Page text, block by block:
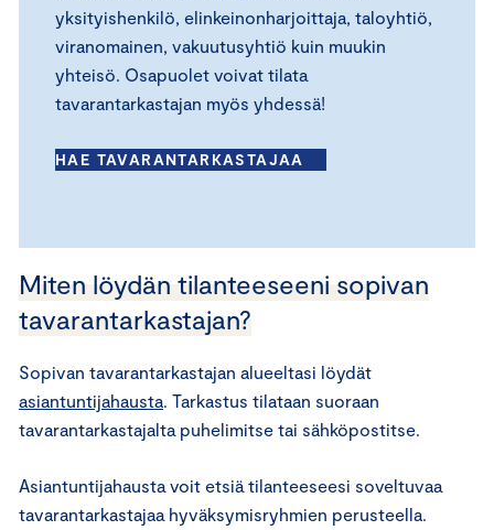
yksityishenkilö, elinkeinonharjoittaja, taloyhtiö,
viranomainen, vakuutusyhtiö kuin muukin
yhteisö. Osapuolet voivat tilata
tavarantarkastajan myös yhdessä!
HAE TAVARANTARKASTAJAA
Miten löydän tilanteeseeni sopivan
tavarantarkastajan?
Sopivan tavarantarkastajan alueeltasi löydät
asiantuntijahausta. Tarkastus tilataan suoraan
tavarantarkastajalta puhelimitse tai sähköpostitse.
Asiantuntijahausta voit etsiä tilanteeseesi soveltuvaa
tavarantarkastajaa hyväksymisryhmien perusteella.